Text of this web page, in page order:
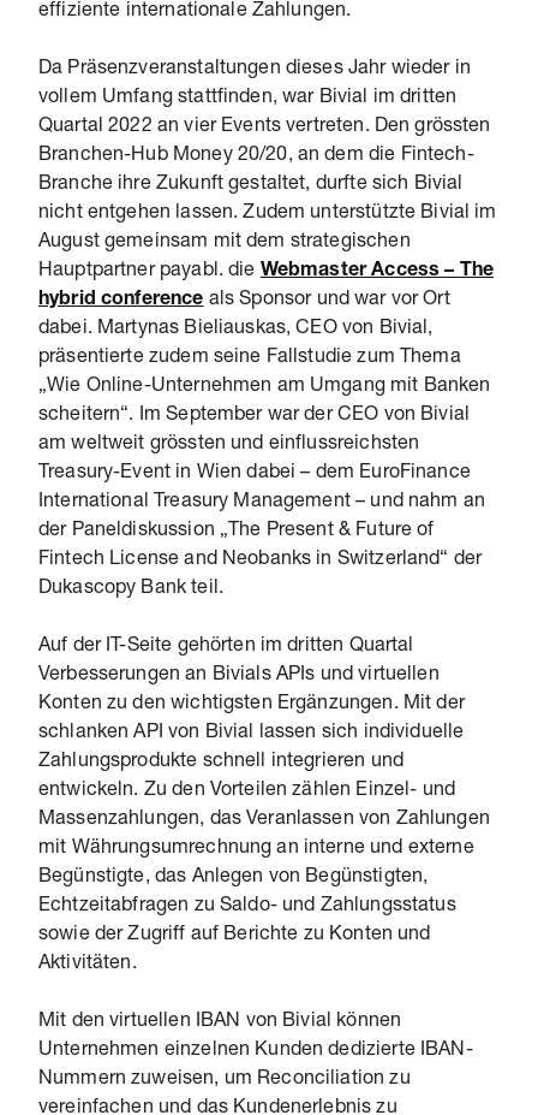
effiziente internationale Zahlungen.
Da Präsenzveranstaltungen dieses Jahr wieder in
vollem Umfang stattfinden, war Bivial im dritten
Quartal 2022 an vier Events vertreten. Den grössten
Branchen-Hub Money 20/20, an dem die Fintech-
Branche ihre Zukunft gestaltet, durfte sich Bivial
nicht entgehen lassen. Zudem unterstützte Bivial im
August gemeinsam mit dem strategischen
Hauptpartner payabl. die Webmaster Access – The
hybrid conference als Sponsor und war vor Ort
dabei. Martynas Bieliauskas, CEO von Bivial,
präsentierte zudem seine Fallstudie zum Thema
„Wie Online-Unternehmen am Umgang mit Banken
scheitern“. Im September war der CEO von Bivial
am weltweit grössten und einflussreichsten
Treasury-Event in Wien dabei – dem EuroFinance
International Treasury Management – und nahm an
der Paneldiskussion „The Present & Future of
Fintech License and Neobanks in Switzerland“ der
Dukascopy Bank teil.
Auf der IT-Seite gehörten im dritten Quartal
Verbesserungen an Bivials APIs und virtuellen
Konten zu den wichtigsten Ergänzungen. Mit der
schlanken API von Bivial lassen sich individuelle
Zahlungsprodukte schnell integrieren und
entwickeln. Zu den Vorteilen zählen Einzel- und
Massenzahlungen, das Veranlassen von Zahlungen
mit Währungsumrechnung an interne und externe
Begünstigte, das Anlegen von Begünstigten,
Echtzeitabfragen zu Saldo- und Zahlungsstatus
sowie der Zugriff auf Berichte zu Konten und
Aktivitäten.
Mit den virtuellen IBAN von Bivial können
Unternehmen einzelnen Kunden dedizierte IBAN-
Nummern zuweisen, um Reconciliation zu
vereinfachen und das Kundenerlebnis zu